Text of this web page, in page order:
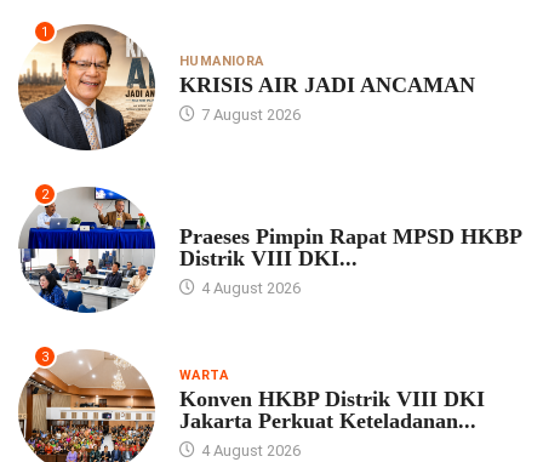
1
HUMANIORA
KRISIS AIR JADI ANCAMAN
7 August 2026
2
Praeses Pimpin Rapat MPSD HKBP
Distrik VIII DKI...
4 August 2026
3
WARTA
Konven HKBP Distrik VIII DKI
Jakarta Perkuat Keteladanan...
4 August 2026